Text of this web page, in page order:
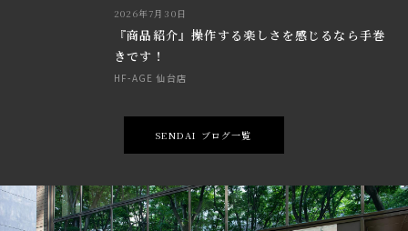
2026年7月30日
『商品紹介』操作する楽しさを感じるなら手巻
きです！
HF-AGE 仙台店
SENDAI ブログ一覧